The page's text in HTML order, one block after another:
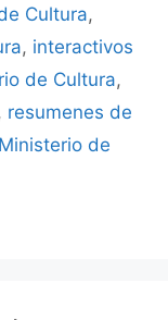
Cultura,
, interactivos
de Cultura,
resumenes de
de